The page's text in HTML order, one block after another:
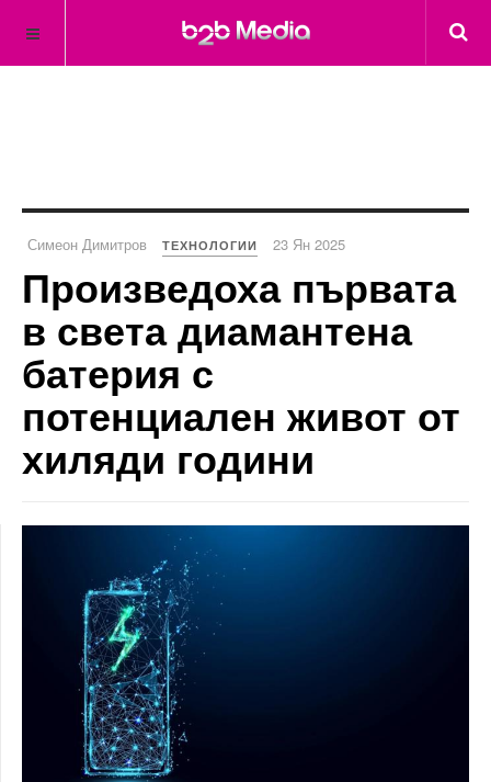
Симеон Димитров ТЕХНОЛОГИИ 23 Ян 2025
Произведоха първата
в света диамантена
батерия с
потенциален живот от
хиляди години